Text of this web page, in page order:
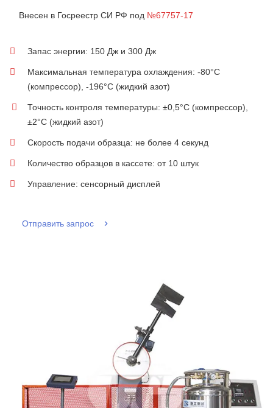
Внесен в Госреестр СИ РФ под №67757-17
Запас энергии: 150 Дж и 300 Дж
Максимальная температура охлаждения: -80°C
(компрессор), -196°C (жидкий азот)
Точность контроля температуры: ±0,5°C (компрессор),
±2°C (жидкий азот)
Скорость подачи образца: не более 4 секунд
Количество образцов в кассете: от 10 штук
Управление: сенсорный дисплей
Отправить запрос